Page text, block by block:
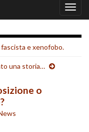
e xenofobo.
una storia…
o